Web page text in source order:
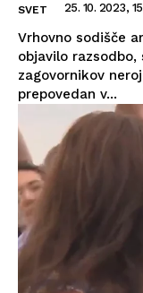
SVET 25. 10. 2023,
Vrhovno sodišče
objavilo
zagovornikov
prepovedan v...